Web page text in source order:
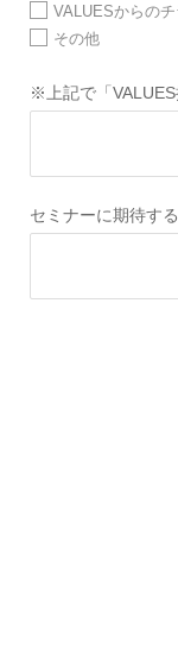
VALUESからの
その他
※上記で「
セミナーに期待す